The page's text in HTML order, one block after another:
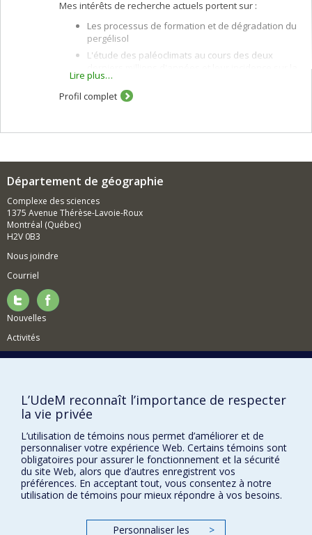
Mes intérêts de recherche actuels portent sur :
Les processus de formation et de dégradation du
pergélisol
L'étude des paléoclimats au cours des deux
formation des paysages nordiques
Les propriétés géotechniques du pergélisol aux
processus géomorphologiques
de techniques de mitigation visant à prévenir la
dégradation du pergélisol dans un contexte de
changement climatique notamment au Nunavik et
au Yukon
La dynamique géomorphologique des
Lire plus…
Profil complet
Département de géographie
Complexe des sciences
1375 Avenue Thérèse-Lavoie-Roux
Montréal (Québec)
H2V 0B3
Nous joindre
Courriel
Nouvelles
Activités
Plan du site
Accessibilité
FACULTÉ DES ARTS ET DES SCIENCES
Nos départements et écoles
L’UdeM reconnaît l’importance de respecter
la vie privée
L’utilisation de témoins nous permet d’améliorer et de
personnaliser votre expérience Web. Certains témoins sont
obligatoires pour assurer le fonctionnement et la sécurité
du site Web, alors que d’autres enregistrent vos
préférences. En acceptant tout, vous consentez à notre
utilisation de témoins pour mieux répondre à vos besoins.
Personnaliser les >